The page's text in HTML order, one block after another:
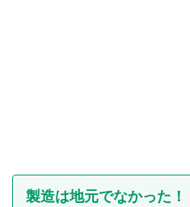
製造は地元でなかった！